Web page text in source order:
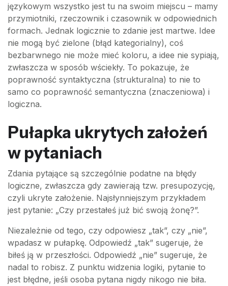
językowym wszystko jest tu na swoim miejscu – mamy
przymiotniki, rzeczownik i czasownik w odpowiednich
formach. Jednak logicznie to zdanie jest martwe. Idee
nie mogą być zielone (błąd kategorialny), coś
bezbarwnego nie może mieć koloru, a idee nie sypiają,
zwłaszcza w sposób wściekły. To pokazuje, że
poprawność syntaktyczna (strukturalna) to nie to
samo co poprawność semantyczna (znaczeniowa) i
logiczna.
Pułapka ukrytych założeń
w pytaniach
Zdania pytające są szczególnie podatne na błędy
logiczne, zwłaszcza gdy zawierają tzw. presupozycję,
czyli ukryte założenie. Najsłynniejszym przykładem
jest pytanie: „Czy przestałeś już bić swoją żonę?”.
Niezależnie od tego, czy odpowiesz „tak”, czy „nie”,
wpadasz w pułapkę. Odpowiedź „tak” sugeruje, że
biłeś ją w przeszłości. Odpowiedź „nie” sugeruje, że
nadal to robisz. Z punktu widzenia logiki, pytanie to
jest błędne, jeśli osoba pytana nigdy nikogo nie biła.